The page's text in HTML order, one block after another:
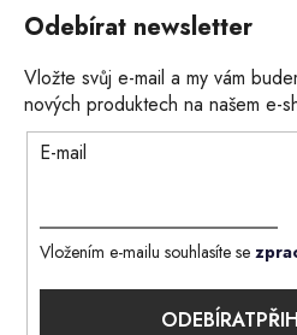
Odebírat newsletter
Vložte svůj e-mail a my vám
nových produktech na našem e-
E-mail
Vložením e-mailu souhlasíte se